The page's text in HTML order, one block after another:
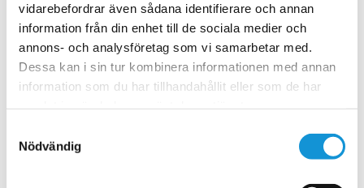
vidarebefordrar även sådana identifierare och annan
information från din enhet till de sociala medier och
annons- och analysföretag som vi samarbetar med.
Dessa kan i sin tur kombinera informationen med annan
information som du har tillhandahållit eller som de har
Nödvändig